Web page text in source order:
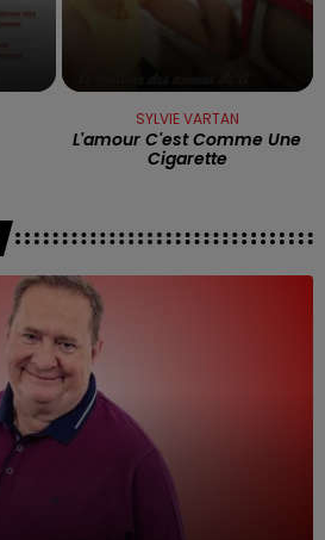
SYLVIE VARTAN
L'amour C'est Comme Une
Cigarette